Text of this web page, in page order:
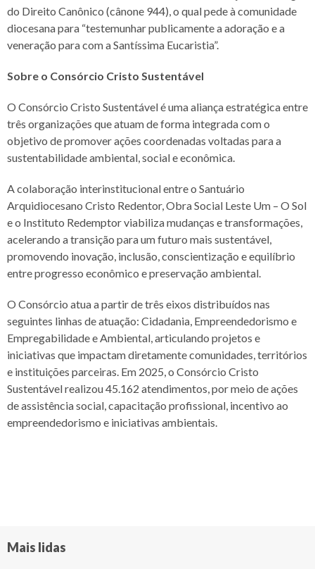
do Direito Canônico (cânone 944), o qual pede à comunidade
diocesana para “testemunhar publicamente a adoração e a
veneração para com a Santíssima Eucaristia”.
Sobre o Consórcio Cristo Sustentável
O Consórcio Cristo Sustentável é uma aliança estratégica entre
três organizações que atuam de forma integrada com o
objetivo de promover ações coordenadas voltadas para a
sustentabilidade ambiental, social e econômica.
A colaboração interinstitucional entre o Santuário
Arquidiocesano Cristo Redentor, Obra Social Leste Um – O Sol
e o Instituto Redemptor viabiliza mudanças e transformações,
acelerando a transição para um futuro mais sustentável,
promovendo inovação, inclusão, conscientização e equilíbrio
entre progresso econômico e preservação ambiental.
O Consórcio atua a partir de três eixos distribuídos nas
seguintes linhas de atuação: Cidadania, Empreendedorismo e
Empregabilidade e Ambiental, articulando projetos e
iniciativas que impactam diretamente comunidades, territórios
e instituições parceiras. Em 2025, o Consórcio Cristo
Sustentável realizou 45.162 atendimentos, por meio de ações
de assistência social, capacitação profissional, incentivo ao
empreendedorismo e iniciativas ambientais.
Mais lidas